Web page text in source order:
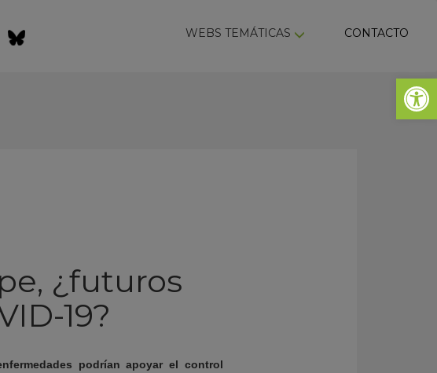
Abrir
Bluesky WEBS TEMÁTICAS CONTACTO
¿futuros
19?
podrían apoyar el control